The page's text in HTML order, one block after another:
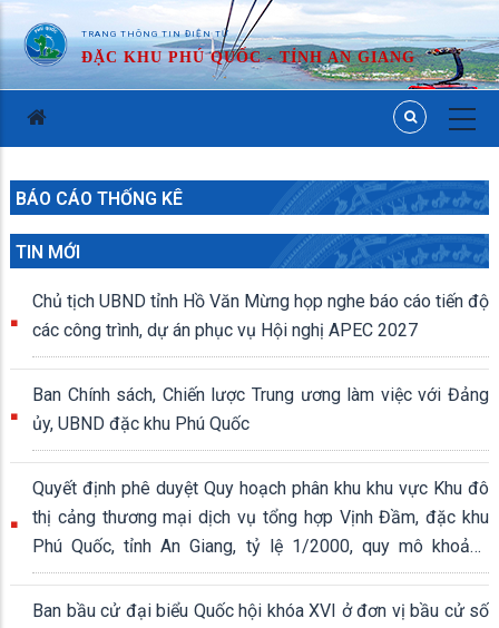
TRANG THÔNG TIN ĐIỆN TỬ
ĐẶC KHU PHÚ QUỐC - TỈNH AN GIANG
BÁO CÁO THỐNG KÊ
TIN MỚI
Chủ tịch UBND tỉnh Hồ Văn Mừng họp nghe báo cáo tiến độ
các công trình, dự án phục vụ Hội nghị APEC 2027
Ban Chính sách, Chiến lược Trung ương làm việc với Đảng
ủy, UBND đặc khu Phú Quốc
Quyết định phê duyệt Quy hoạch phân khu khu vực Khu đô
thị cảng thương mại dịch vụ tổng hợp Vịnh Đầm, đặc khu
Phú Quốc, tỉnh An Giang, tỷ lệ 1/2000, quy mô khoảng
339,04 ha
Ban bầu cử đại biểu Quốc hội khóa XVI ở đơn vị bầu cử số